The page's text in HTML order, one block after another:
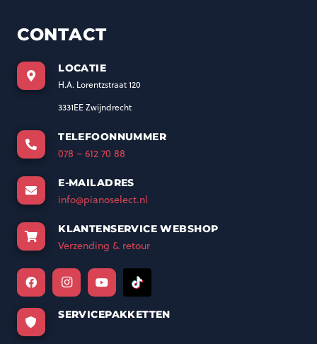
CONTACT
LOCATIE
H.A. Lorentzstraat 120
3331EE Zwijndrecht
TELEFOONNUMMER
078 – 612 70 88
E-MAILADRES
info@pianoselect.nl
KLANTENSERVICE WEBSHOP
Verzending & retour
SERVICEPAKKETTEN